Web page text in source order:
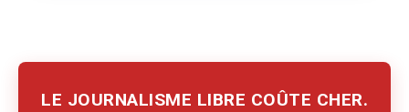
LE JOURNALISME LIBRE COÛTE CHER.